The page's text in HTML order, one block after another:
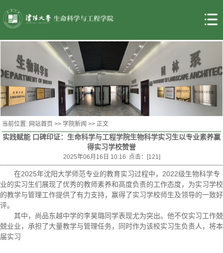
当前位置: 网站首页 >>学院新闻 >> 正文
实践赋能 口碑印证：生命科学与工程学院生物科学实习生以专业素养赢
得实习学校赞誉
2025年06月16日 10:16 点击：[121]
在2025年沈阳大学师范专业的教育实习过程中，2022级生物科学专
业的实习生们展现了优秀的教师素养和高度负责的工作态度，为实习学校
的教学与管理工作提供了有力支持，赢得了实习学校师生及领导的一致好
评。
其中，尚品东越中学的李昊璐同学表现尤为突出。他不仅实习工作兢
兢业业，承担了大量教学与管理任务，同时作为该校实习生负责人，将本
届实习